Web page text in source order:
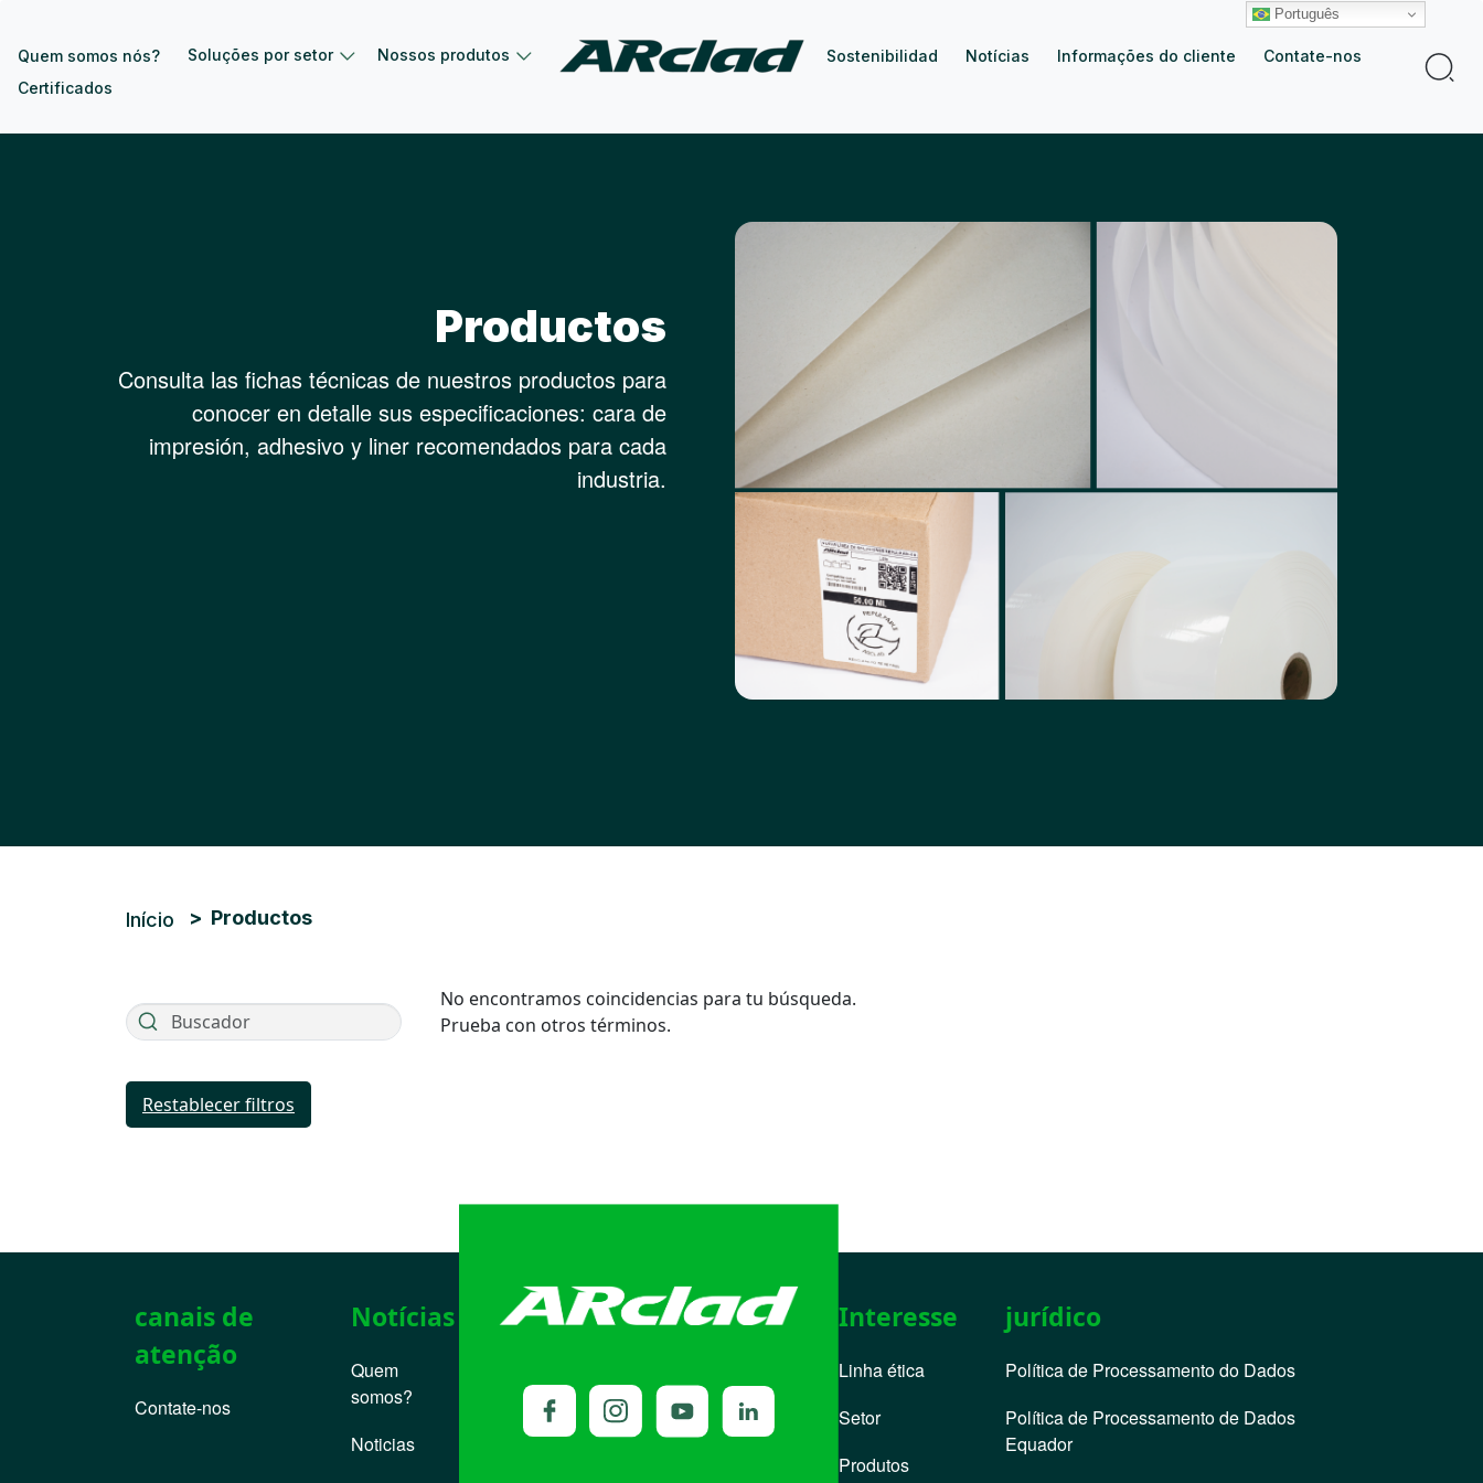
Quem somos nós? Soluções por setor Nossos produtos Sostenibilidad Notícias Informações do cliente
Contate-nos
Certificados
Português
Productos
Consulta las fichas técnicas de nuestros productos para
conocer en detalle sus especificaciones: cara de
impresión, adhesivo y liner recomendados para cada
industria.
Trilha de navegação
Início Productos
Restablecer filtros
No encontramos coincidencias para tu búsqueda.
Prueba con otros términos.
canais de
atenção
Contate-nos
Notícias
Quem
somos?
Noticias
Interesse
Linha ética
Setor
Produtos
jurídico
Política de Processamento do Dados
Política de Processamento de Dados
Equador